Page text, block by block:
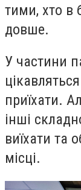
тими, хто в
довше.
У частини
приїхати.
інші
виїхати та
місці.